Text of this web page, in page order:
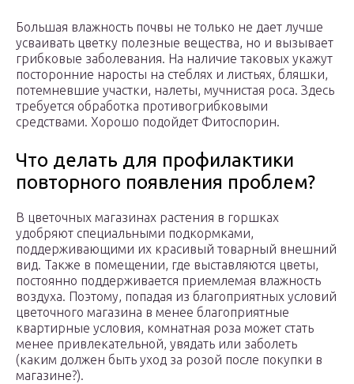
Большая влажность почвы не только не дает лучше
усваивать цветку полезные вещества, но и вызывает
грибковые заболевания. На наличие таковых укажут
посторонние наросты на стеблях и листьях, бляшки,
потемневшие участки, налеты, мучнистая роса. Здесь
требуется обработка противогрибковыми
средствами. Хорошо подойдет Фитоспорин.
Что делать для профилактики
повторного появления проблем?
В цветочных магазинах растения в горшках
удобряют специальными подкормками,
поддерживающими их красивый товарный внешний
вид. Также в помещении, где выставляются цветы,
постоянно поддерживается приемлемая влажность
воздуха. Поэтому, попадая из благоприятных условий
цветочного магазина в менее благоприятные
квартирные условия, комнатная роза может стать
менее привлекательной, увядать или заболеть
(каким должен быть уход за розой после покупки в
магазине?).